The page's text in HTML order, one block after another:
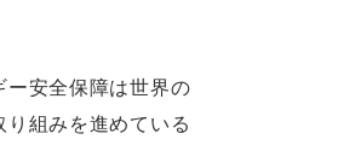
安全保障は世界の
組みを進めている